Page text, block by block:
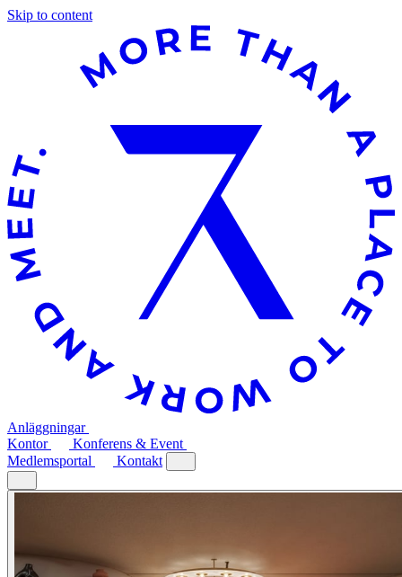
Skip to content
Anläggningar
Kontor
Konferens & Event
Medlemsportal
Kontakt